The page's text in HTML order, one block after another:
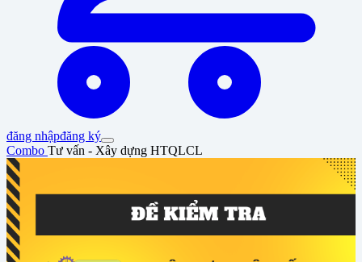
đăng nhậpđăng ký
Combo Tư vấn - Xây dựng HTQLCL